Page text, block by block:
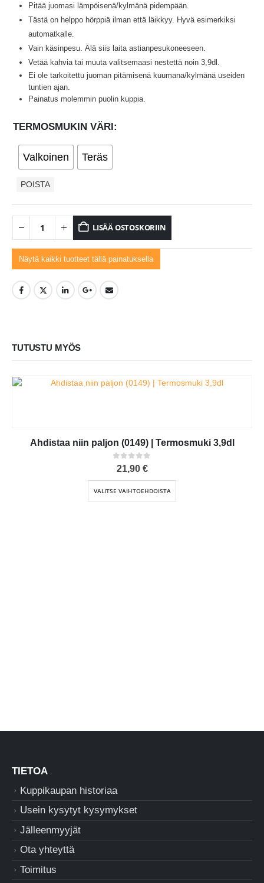
Pitää juomasi lämpöisenä/kylmänä pidempään.
Tästä on helppo hörppiä ilman että läikkyy. Hyvä esimerkiksi
automatkalle.
Vain käsinpesu. Älä siis laita astianpesukoneeseen.
Vetää kahvia tai muuta valitsemaasi nestettä noin 3,9dl.
Ei ole tarkoitettu juoman pitämisenä kuumana/kylmänä useiden
tuntien ajan.
Painatus molemmin puolin kuppia.
TERMOSMUKIN VÄRI
Valkoinen Teräs
POISTA
LISÄÄ OSTOSKORIIN
Näytä kaikki tuotteet tällä painatuksella
TUTUSTU MYÖS
Ahdistaa niin paljon (0149) | Termosmuki 3,9dl
0out of 5
21,90 €
VALITSE VAIHTOEHDOISTA
Tällä tuotteella on useampi muunnelma. Voit tehdä valinnat tuotteen sivulla.
TIETOA
Kuppikaupan historiaa
Usein kysytyt kysymykset
Jälleenmyyjät
Ota yhteyttä
Toimitus